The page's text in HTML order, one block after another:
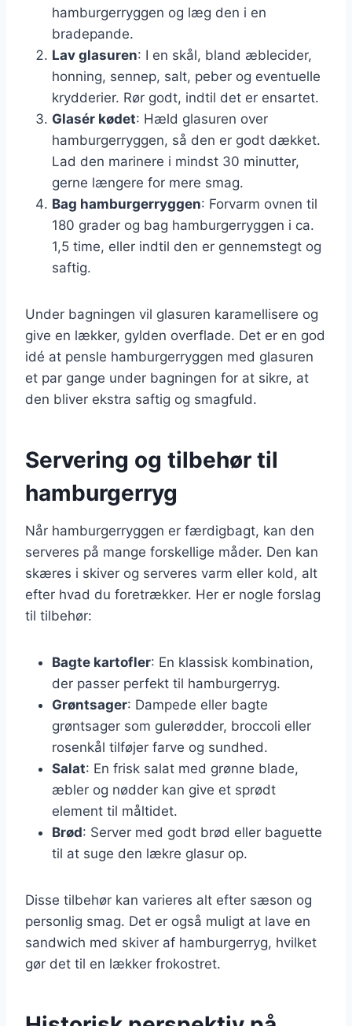
hamburgerryggen og læg den i en
bradepande.
Lav glasuren: I en skål, bland æblecider,
honning, sennep, salt, peber og eventuelle
krydderier. Rør godt, indtil det er ensartet.
Glasér kødet: Hæld glasuren over
hamburgerryggen, så den er godt dækket.
Lad den marinere i mindst 30 minutter,
gerne længere for mere smag.
Bag hamburgerryggen: Forvarm ovnen til
180 grader og bag hamburgerryggen i ca.
1,5 time, eller indtil den er gennemstegt og
saftig.
Under bagningen vil glasuren karamellisere og
give en lækker, gylden overflade. Det er en god
idé at pensle hamburgerryggen med glasuren
et par gange under bagningen for at sikre, at
den bliver ekstra saftig og smagfuld.
Servering og tilbehør til
hamburgerryg
Når hamburgerryggen er færdigbagt, kan den
serveres på mange forskellige måder. Den kan
skæres i skiver og serveres varm eller kold, alt
efter hvad du foretrækker. Her er nogle forslag
til tilbehør:
Bagte kartofler: En klassisk kombination,
der passer perfekt til hamburgerryg.
Grøntsager: Dampede eller bagte
grøntsager som gulerødder, broccoli eller
rosenkål tilføjer farve og sundhed.
Salat: En frisk salat med grønne blade,
æbler og nødder kan give et sprødt
element til måltidet.
Brød: Server med godt brød eller baguette
til at suge den lækre glasur op.
Disse tilbehør kan varieres alt efter sæson og
personlig smag. Det er også muligt at lave en
sandwich med skiver af hamburgerryg, hvilket
gør det til en lækker frokostret.